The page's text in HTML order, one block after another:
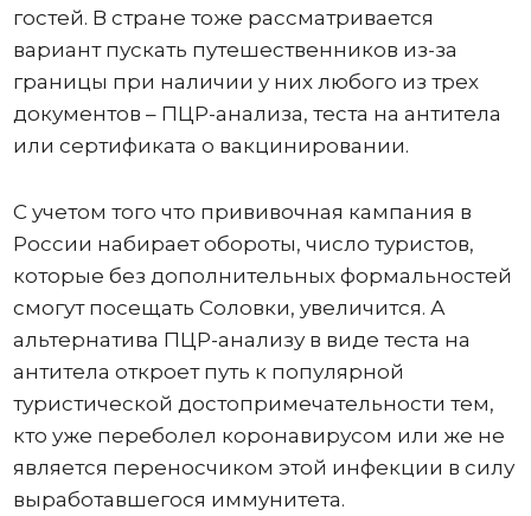
гостей. В стране тоже рассматривается
вариант пускать путешественников из-за
границы при наличии у них любого из трех
документов – ПЦР-анализа, теста на антитела
или сертификата о вакцинировании.
С учетом того что прививочная кампания в
России набирает обороты, число туристов,
которые без дополнительных формальностей
смогут посещать Соловки, увеличится. А
альтернатива ПЦР-анализу в виде теста на
антитела откроет путь к популярной
туристической достопримечательности тем,
кто уже переболел коронавирусом или же не
является переносчиком этой инфекции в силу
выработавшегося иммунитета.